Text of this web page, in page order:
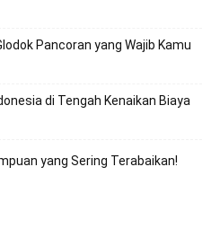
Pancoran yang Wajib Kamu
di Tengah Kenaikan Biaya
yang Sering Terabaikan!